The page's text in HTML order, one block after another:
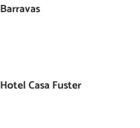
Barravas
Hotel Casa Fuster